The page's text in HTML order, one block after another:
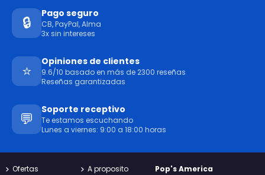
🔒
Pago seguro
CB, PayPal, Alma
3x sin intereses
⭐
Opiniones de clientes
9.6/10 basado en más de 2300 reseñas
Reseñas garantizadas
💬
Soporte receptivo
Te estamos escuchando
Lunes a viernes: 9:00 a 18:00 horas
Ofertas
A proposito
Pop's America